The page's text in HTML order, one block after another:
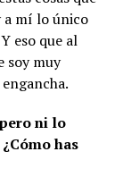
a mí lo único
eso que al
soy muy
ni lo
has